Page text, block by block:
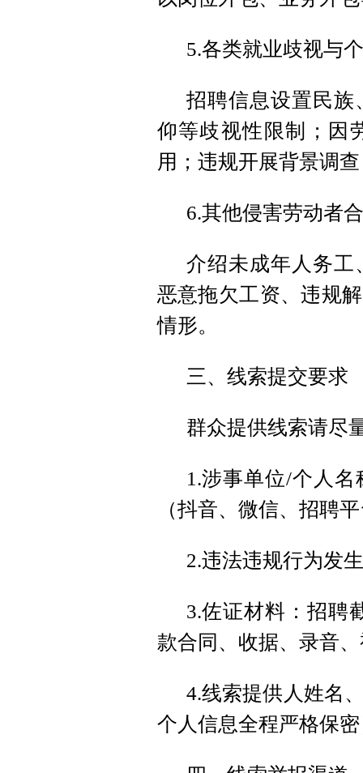
5.各类就业歧视与
招聘信息设置民族
仰等歧视性限制；因
用；违规开展背景调
6.其他侵害劳动者
介绍未成年人务工
恶意拖欠工资、违规
情形。
三、线索提交要求
群众提供线索请尽
1.涉事单位/个人
（抖音、微信、招聘
2.违法违规行为发
3.佐证材料：招聘
款合同、收据、录音
4.线索提供人姓名
个人信息全程严格保